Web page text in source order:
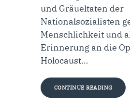
und Gräueltaten der
Nationalsozialisten
Menschlichkeit und
Erinnerung an die
Holocaust…
CONTINUE READING